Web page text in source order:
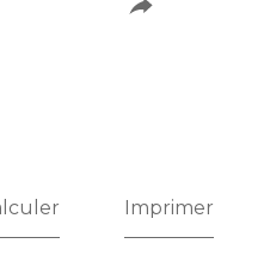
Imprimer